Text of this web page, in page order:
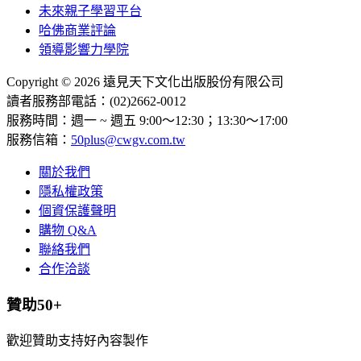
未來親子學習平台
哈佛商業評論
領導影響力學院
Copyright © 2026 遠見天下文化出版股份有限公司
讀者服務部電話：(02)2662-0012
服務時間：週一 ~ 週五 9:00～12:30；13:30～17:00
服務信箱： 50plus@cwgv.com.tw
關於我們
隱私權政策
個資保護聲明
購物 Q&A
聯絡我們
合作洽談
贊助50+
歡迎贊助支持好內容製作